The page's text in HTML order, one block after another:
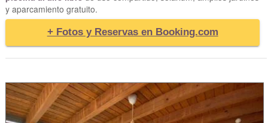
y aparcamiento gratuito.
+ Fotos y Reservas en Booking.com